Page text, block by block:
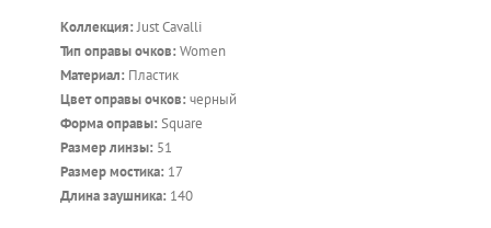
Коллекция:Just Cavalli
Тип оправы очков: Women
Материал: Пластик
Цвет оправы очков: черный
Форма оправы: Square
Размер линзы: 51
Размер мостика: 17
Длина заушника: 140